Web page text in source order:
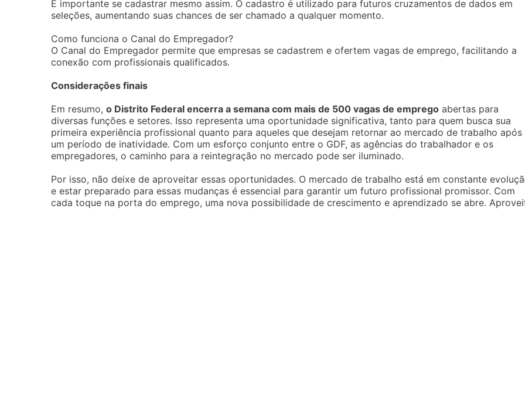
É importante se cadastrar mesmo assim. O cadastro é utilizado para futuros cruzamentos de dados em
seleções, aumentando suas chances de ser chamado a qualquer momento.
Como funciona o Canal do Empregador?
O Canal do Empregador permite que empresas se cadastrem e ofertem vagas de emprego, facilitando a
conexão com profissionais qualificados.
Considerações finais
Em resumo, o Distrito Federal encerra a semana com mais de 500 vagas de emprego abertas para
diversas funções e setores. Isso representa uma oportunidade significativa, tanto para quem busca sua
primeira experiência profissional quanto para aqueles que desejam retornar ao mercado de trabalho após
um período de inatividade. Com um esforço conjunto entre o GDF, as agências do trabalhador e os
empregadores, o caminho para a reintegração no mercado pode ser iluminado.
Por isso, não deixe de aproveitar essas oportunidades. O mercado de trabalho está em constante
e estar preparado para essas mudanças é essencial para garantir um futuro profissional promissor. Com
cada toque na porta do emprego, uma nova possibilidade de crescimento e aprendizado se abre.